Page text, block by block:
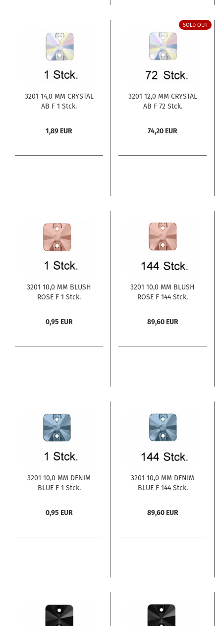
3201 14,0 MM CRYSTAL
AB F 1 Stck.
1,89 EUR
SOLD OUT
3201 12,0 MM CRYSTAL
AB F 72 Stck.
74,20 EUR
3201 10,0 MM BLUSH
ROSE F 1 Stck.
0,95 EUR
3201 10,0 MM BLUSH
ROSE F 144 Stck.
89,60 EUR
3201 10,0 MM DENIM
BLUE F 1 Stck.
0,95 EUR
3201 10,0 MM DENIM
BLUE F 144 Stck.
89,60 EUR